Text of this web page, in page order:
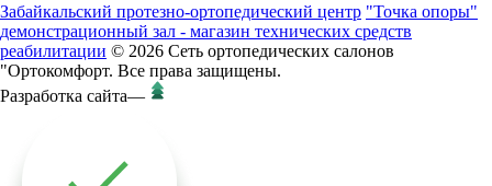
Забайкальский протезно-ортопедический центр "Точка опоры"
демонстрационный зал - магазин технических средств
реабилитации © 2026 Сеть ортопедических салонов
"Ортокомфорт. Все права защищены.
Разработка сайта—